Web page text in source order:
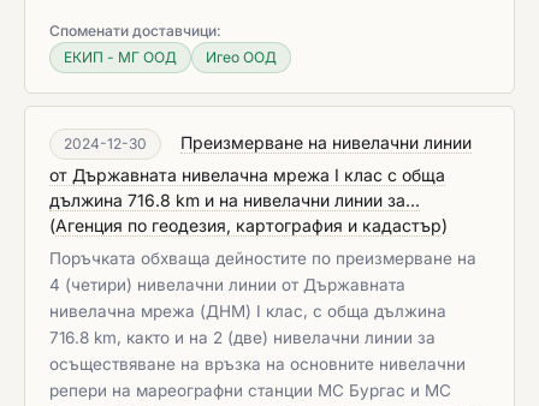
Споменати доставчици:
ЕКИП - МГ ООД
Игео ООД
2024-12-30
Преизмерване на нивелачни линии
от Държавната нивелачна мрежа I клас с обща
дължина 716.8 km и на нивелачни линии за...
(Агенция по геодезия, картография и кадастър)
Поръчката обхваща дейностите по преизмерване на
4 (четири) нивелачни линии от Държавната
нивелачна мрежа (ДНМ) I клас, с обща дължина
716.8 km, както и на 2 (две) нивелачни линии за
осъществяване на връзка на основните нивелачни
репери на мареографни станции МС Бургас и МС